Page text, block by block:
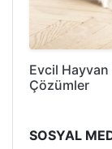
Evcil Hayvan
Çözümler
SOSYAL